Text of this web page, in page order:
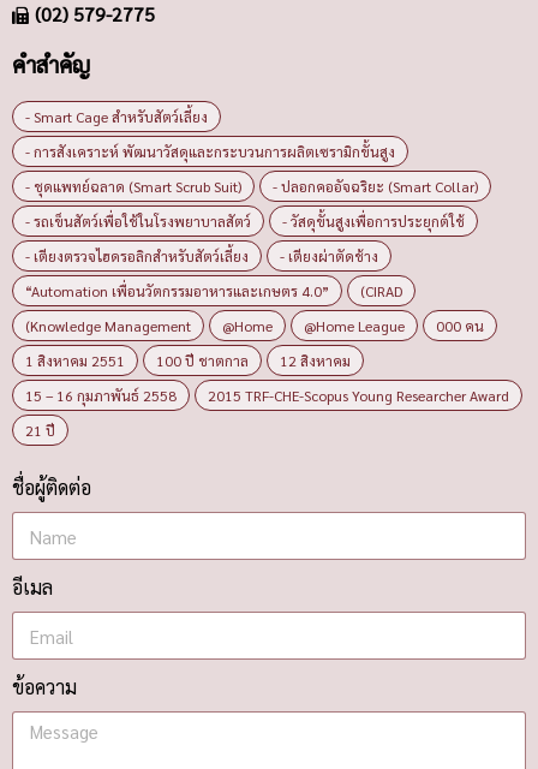
(02) 579-2775
คำสำคัญ
- Smart Cage สำหรับสัตว์เลี้ยง
- การสังเคราะห์ พัฒนาวัสดุและกระบวนการผลิตเซรามิกขั้นสูง
- ชุดแพทย์ฉลาด (Smart Scrub Suit)
- ปลอกคออัจฉริยะ (Smart Collar)
- รถเข็นสัตว์เพื่อใช้ในโรงพยาบาลสัตว์
- วัสดุขั้นสูงเพื่อการประยุกต์ใช้
- เตียงตรวจไฮดรอลิกสำหรับสัตว์เลี้ยง
- เตียงผ่าตัดช้าง
“Automation เพื่อนวัตกรรมอาหารและเกษตร 4.0”
(CIRAD
(Knowledge Management
@Home @Home League
000 คน
1 สิงหาคม 2551
100 ปี ชาตกาล
12 สิงหาคม
15 – 16 กุมภาพันธ์ 2558
2015 TRF-CHE-Scopus Young Researcher Award
21 ปี
ชื่อผู้ติดต่อ
อีเมล
ข้อความ